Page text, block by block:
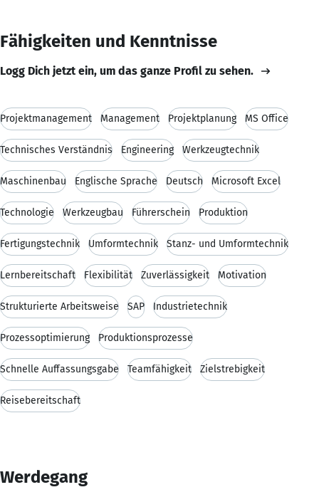
Fähigkeiten und Kenntnisse
Logg Dich jetzt ein, um das ganze Profil zu sehen.
Projektmanagement Management Projektplanung MS Office
Technisches Verständnis Engineering Werkzeugtechnik
Maschinenbau Englische Sprache Deutsch Microsoft Excel
Technologie Werkzeugbau Führerschein Produktion
Fertigungstechnik Umformtechnik Stanz- und Umformtechnik
Lernbereitschaft Flexibilität Zuverlässigkeit Motivation
Strukturierte Arbeitsweise SAP Industrietechnik
Prozessoptimierung Produktionsprozesse
Schnelle Auffassungsgabe Teamfähigkeit Zielstrebigkeit
Reisebereitschaft
Werdegang